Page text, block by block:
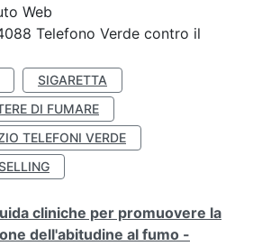
Web
Telefono Verde contro il
SIGARETTA
DI FUMARE
TELEFONI VERDE
cliniche per promuovere la
dell'abitudine al fumo -